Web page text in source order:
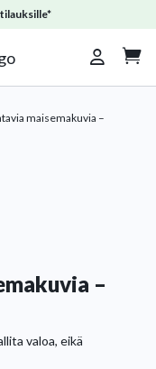

maisemakuvia –
–
valoa, eikä